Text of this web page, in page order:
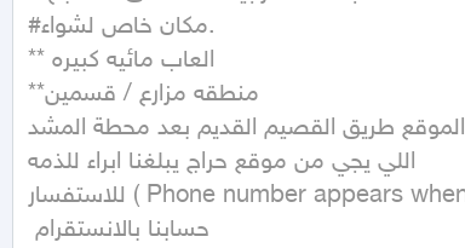
#مكان خاص لشواء.
** العاب مائيه كبيره
**منطقه مزارع / قسمين
الموقع طريق القصيم القديم بعد محطة المشد
اللي يجي من موقع حراج يبلغنا ابراء للذمه
للاستفسار ( Phone number appears when clicking the contact button )